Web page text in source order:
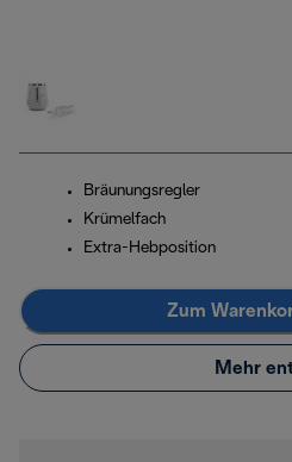
Bräunungsregler
Krümelfach
Extra-Hebposition
Zum
Mehr